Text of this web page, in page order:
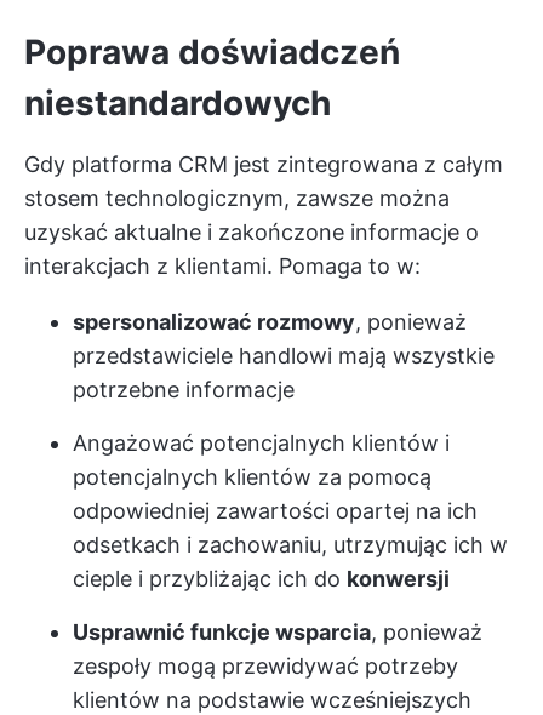
Poprawa doświadczeń
niestandardowych
Gdy platforma CRM jest zintegrowana z całym
stosem technologicznym, zawsze można
uzyskać aktualne i zakończone informacje o
interakcjach z klientami. Pomaga to w:
spersonalizować rozmowy, ponieważ
przedstawiciele handlowi mają wszystkie
potrzebne informacje
Angażować potencjalnych klientów i
potencjalnych klientów za pomocą
odpowiedniej zawartości opartej na ich
odsetkach i zachowaniu, utrzymując ich w
cieple i przybliżając ich do konwersji
Usprawnić funkcje wsparcia, ponieważ
zespoły mogą przewidywać potrzeby
klientów na podstawie wcześniejszych